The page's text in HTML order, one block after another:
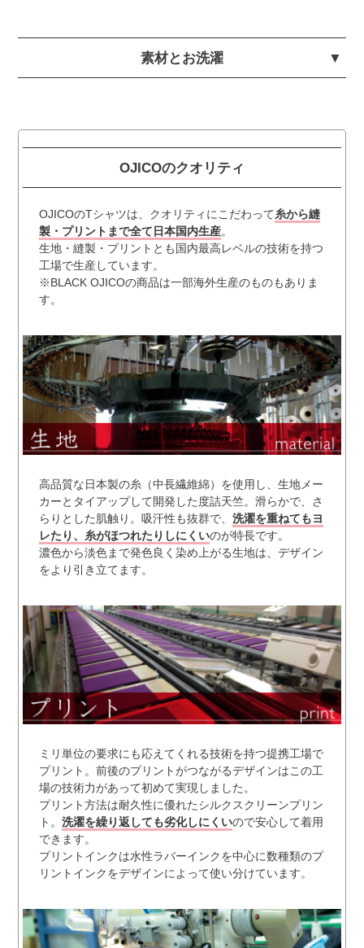
素材とお洗濯
OJICOのクオリティ
OJICOのTシャツは、クオリティにこだわって糸から縫
製・プリントまで全て日本国内生産。
生地・縫製・プリントとも国内最高レベルの技術を持つ
工場で生産しています。
※BLACK OJICOの商品は一部海外生産のものもありま
す。
高品質な日本製の糸（中長繊維綿）を使用し、生地メー
カーとタイアップして開発した度詰天竺。滑らかで、さ
らりとした肌触り。吸汗性も抜群で、 洗濯を重ねてもヨ
レたり、糸がほつれたりしにくいのが特長です。
濃色から淡色まで発色良く染め上がる生地は、デザイン
をより引き立てます。
ミリ単位の要求にも応えてくれる技術を持つ提携工場で
プリント。前後のプリントがつながるデザインはこの工
場の技術力があって初めて実現しました。
プリント方法は耐久性に優れたシルクスクリーンプリン
ト。 洗濯を繰り返しても劣化しにくいので安心して着用
できます。
プリントインクは水性ラバーインクを中心に数種類のプ
リントインクをデザインによって使い分けています。